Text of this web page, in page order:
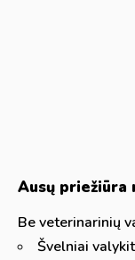
Ausų priežiūra
Be veterinarinių
Švelniai